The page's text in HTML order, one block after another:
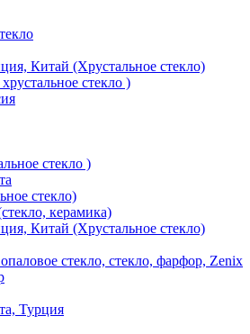
Китай (Хрустальное стекло)
стекло )
стекло )
стекло)
керамика)
Китай (Хрустальное стекло)
стекло, стекло, фарфор, Zenix
Турция